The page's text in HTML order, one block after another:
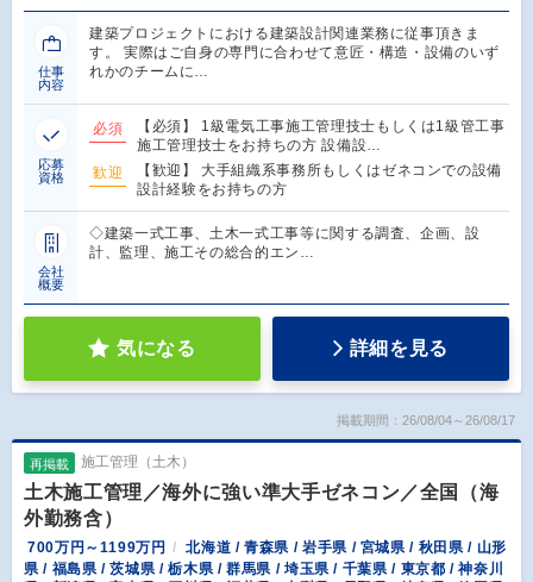
仕事
内容
建築プロジェクトにおける建築設計関連業務に従事頂きま
す。 実際はご自身の専門に合わせて意匠・構造・設備のいず
れかのチームに…
応募
資格
必須
【必須】 1級電気工事施工管理技士もしくは1級管工事
施工管理技士をお持ちの方 設備設…
歓迎
【歓迎】 大手組織系事務所もしくはゼネコンでの設備
設計経験をお持ちの方
会社
概要
◇建築一式工事、土木一式工事等に関する調査、企画、設
計、監理、施工その総合的エン…
気になる 詳細を見る
掲載期間：26/08/04～26/08/17
再掲載 施工管理（土木）
土木施工管理／海外に強い準大手ゼネコン／全国（海
外勤務含）
700万円～1199万円
北海道 / 青森県 / 岩手県 / 宮城県 / 秋田県 / 山形
県 / 福島県 / 茨城県 / 栃木県 / 群馬県 / 埼玉県 / 千葉県 / 東京都 / 神奈川